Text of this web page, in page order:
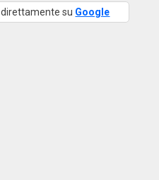
direttamente su Google